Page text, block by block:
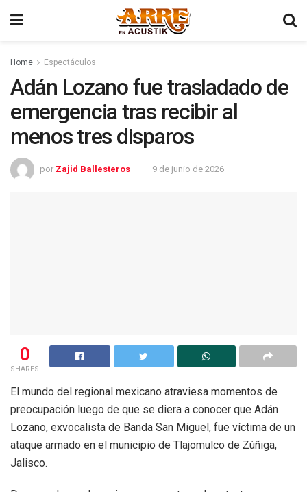
Home Espectáculos
Adán Lozano fue trasladado de
emergencia tras recibir al
menos tres disparos
por Zajid Ballesteros 9 de junio de 2026
0
SHARES
El mundo del regional mexicano atraviesa momentos de
preocupación luego de que se diera a conocer que Adán
Lozano, exvocalista de Banda San Miguel, fue víctima de un
ataque armado en el municipio de Tlajomulco de Zúñiga,
Jalisco.